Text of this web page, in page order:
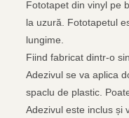
Fototapet din vinyl pe
la uzură. Fototapetul
lungime.
Fiind fabricat dintr-o
Adezivul se va aplica
spaclu de plastic.
Adezivul este inclus și